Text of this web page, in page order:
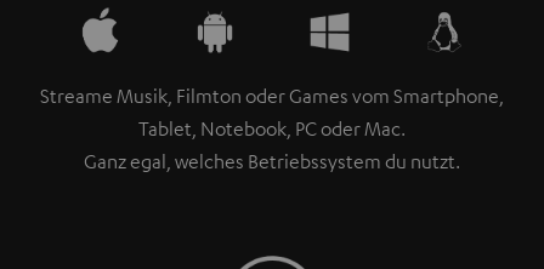
Streame Musik, Filmton oder Games vom Smartphone,
Tablet, Notebook, PC oder Mac.
Ganz egal, welches Betriebssystem du nutzt.